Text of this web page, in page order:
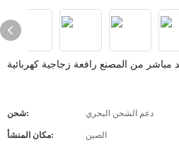
مباشر من المصنع رافعة زجاجية كهربائية
شحن: دعم الشحن البحري
مكان المنشأ: الصين